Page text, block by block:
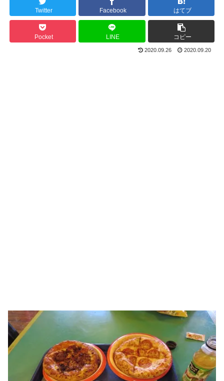
Twitter Facebook はてブ
Pocket LINE コピー
2020.09.26 2020.09.20